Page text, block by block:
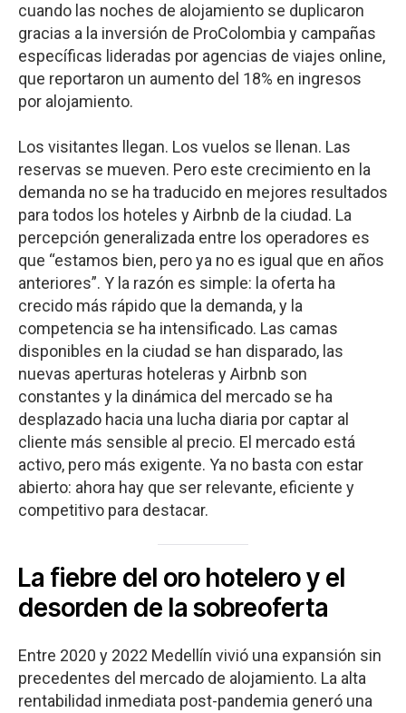
cuando las noches de alojamiento se duplicaron
gracias a la inversión de ProColombia y campañas
específicas lideradas por agencias de viajes online,
que reportaron un aumento del 18% en ingresos
por alojamiento.
Los visitantes llegan. Los vuelos se llenan. Las
reservas se mueven. Pero este crecimiento en la
demanda no se ha traducido en mejores resultados
para todos los hoteles y Airbnb de la ciudad. La
percepción generalizada entre los operadores es
que “estamos bien, pero ya no es igual que en años
anteriores”. Y la razón es simple: la oferta ha
crecido más rápido que la demanda, y la
competencia se ha intensificado. Las camas
disponibles en la ciudad se han disparado, las
nuevas aperturas hoteleras y Airbnb son
constantes y la dinámica del mercado se ha
desplazado hacia una lucha diaria por captar al
cliente más sensible al precio. El mercado está
activo, pero más exigente. Ya no basta con estar
abierto: ahora hay que ser relevante, eficiente y
competitivo para destacar.
La fiebre del oro hotelero y el
desorden de la sobreoferta
Entre 2020 y 2022 Medellín vivió una expansión sin
precedentes del mercado de alojamiento. La alta
rentabilidad inmediata post-pandemia generó una